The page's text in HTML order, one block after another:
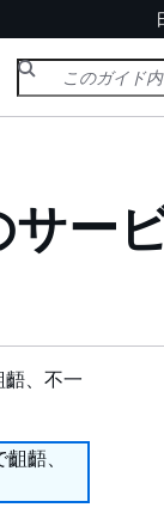
ー
、不一
齬、